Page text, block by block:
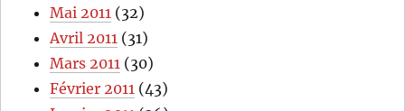
Mai 2011 (32)
Avril 2011 (31)
Mars 2011 (30)
Février 2011 (43)